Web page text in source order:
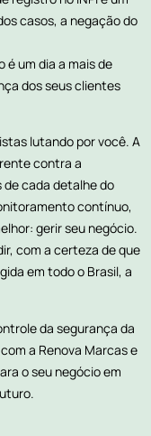
casos, a negação do
é um dia a mais de
dos seus clientes
lutando por você. A
contra a
de cada detalhe do
contínuo,
gerir seu negócio.
com a certeza de que
em todo o Brasil, a
da segurança da
a Renova Marcas e
o seu negócio em